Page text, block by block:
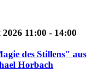
11:00 - 14:00
des Stillens" aus
Horbach